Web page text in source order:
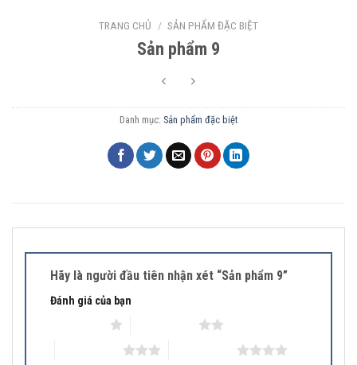
TRANG CHỦ / SẢN PHẨM ĐẶC BIỆT
Sản phẩm 9
Danh mục: Sản phẩm đặc biệt
Hãy là người đầu tiên nhận xét “Sản phẩm 9”
Đánh giá của bạn